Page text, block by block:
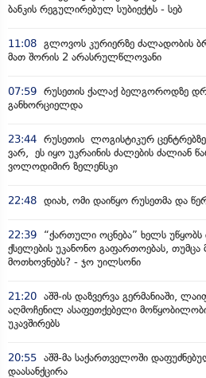
ბანკის რეგულირებულ სუბიექტს - სებ
11:08 გლოვოს კურიერზე ძალადობის
მათ შორის 2 არასრულწლოვანი
07:59 რუსეთის ქალაქ ბელგოროდზე
განხორციელდა
23:44 რუსეთის ლოგისტიკურ
ვარ, ეს იყო უკრაინის ძალების ძალიან
ვოლოდიმირ ზელენსკი
22:48 დიახ, ომი დაიწყო რუსეთმა და
22:39
“ქართული ოცნება” ხელს
ქსელების უკანონო გაფართოებას, თუმცა
მოთხოვნებს? - ჯო უილსონი
21:20 აშშ-ის დაზვერვა გერმანიაში,
აღმოჩენილ ასაფეთქებელი
უკავშირებს
20:55 აშშ-მა საქართველოში
დაასანქცირა